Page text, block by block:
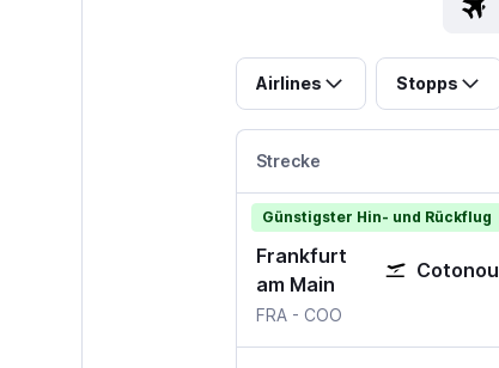
Airlines Stopps
Strecke
Günstigster Hin- und Rückflug
Frankfurt
am Main
Cotonou
FRA- COO